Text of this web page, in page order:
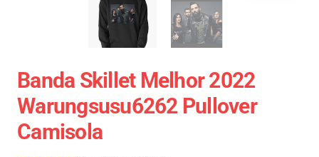
Banda Skillet Melhor 2022
Warungsusu6262 Pullover
Camisola